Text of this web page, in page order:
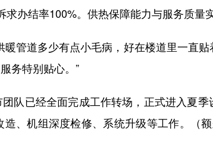
结率100%。供热保障能力与服务质量实
道多少有点小毛病，好在楼道里一直贴
务特别贴心。”
已经全面完成工作转场，正式进入夏季
、机组深度检修、系统升级等工作。（